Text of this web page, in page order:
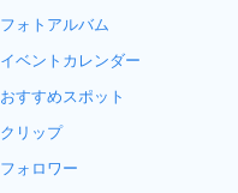
フォトアルバム
イベントカレンダー
おすすめスポット
クリップ
フォロワー